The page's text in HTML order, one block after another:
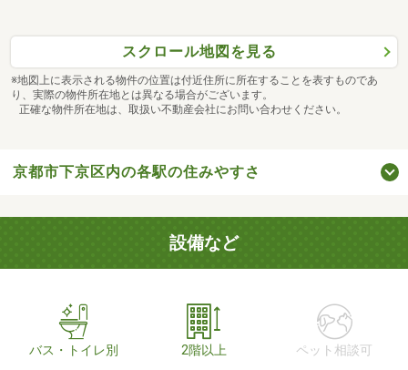
スクロール地図を見る
※地図上に表示される物件の位置は付近住所に所在することを表すものであ
り、実際の物件所在地とは異なる場合がございます。
正確な物件所在地は、取扱い不動産会社にお問い合わせください。
京都市下京区内の各駅の住みやすさ
設備など
バス・トイレ別 2階以上 ペット相談可